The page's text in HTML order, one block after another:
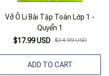
Vở Ô Li Bài Tập Toán Lớp 1 -
Quyển 1
$17.99 USD $24.99 USD
ADD TO CART